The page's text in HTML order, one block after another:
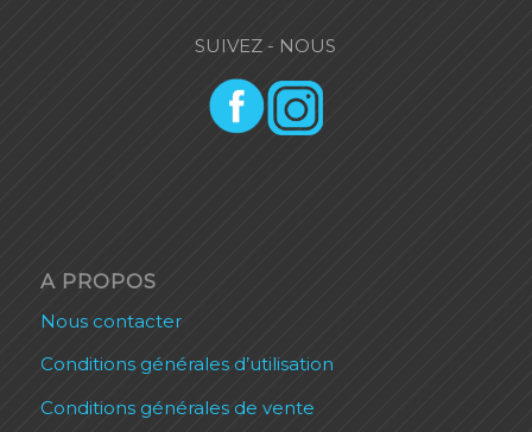
SUIVEZ - NOUS
A PROPOS
Nous contacter
Conditions générales d’utilisation
Conditions générales de vente